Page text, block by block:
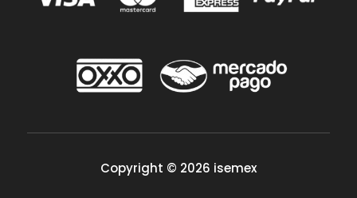
Copyright © 2026 isemex